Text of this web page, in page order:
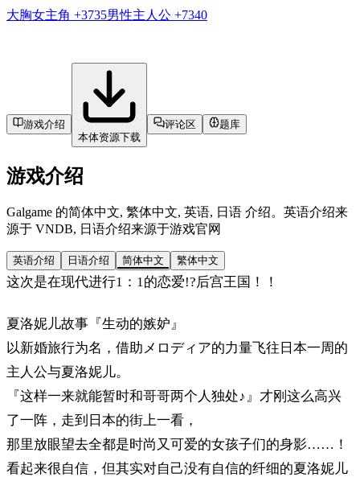
大胸女主角 +3735男性主人公 +7340
游戏介绍
本体资源下载
评论区 题库
游戏介绍
Galgame 的简体中文, 繁体中文, 英语, 日语 介绍。英语介绍来
源于 VNDB, 日语介绍来源于游戏官网
英语介绍 日语介绍 简体中文 繁体中文
这次是在现代进行1：1的恋爱!?后宫王国！！
夏洛妮儿故事『生动的嫉妒』
以新婚旅行为名，借助メロディア的力量飞往日本一周的
主人公与夏洛妮儿。
『这样一来就能暂时和哥哥两个人独处♪』才刚这么高兴
了一阵，走到日本的街上一看，
那里放眼望去全都是时尚又可爱的女孩子们的身影……！
看起来很自信，但其实对自己没有自信的纤细的夏洛妮儿